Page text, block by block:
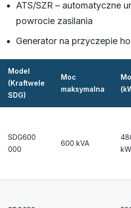
ATS/SZR – automatyczne
powrocie zasilania
Generator na przyczepie
Model
(Kraftwele
SDG)
Moc
maksymalna
SDG600
000
600 kVA
kW